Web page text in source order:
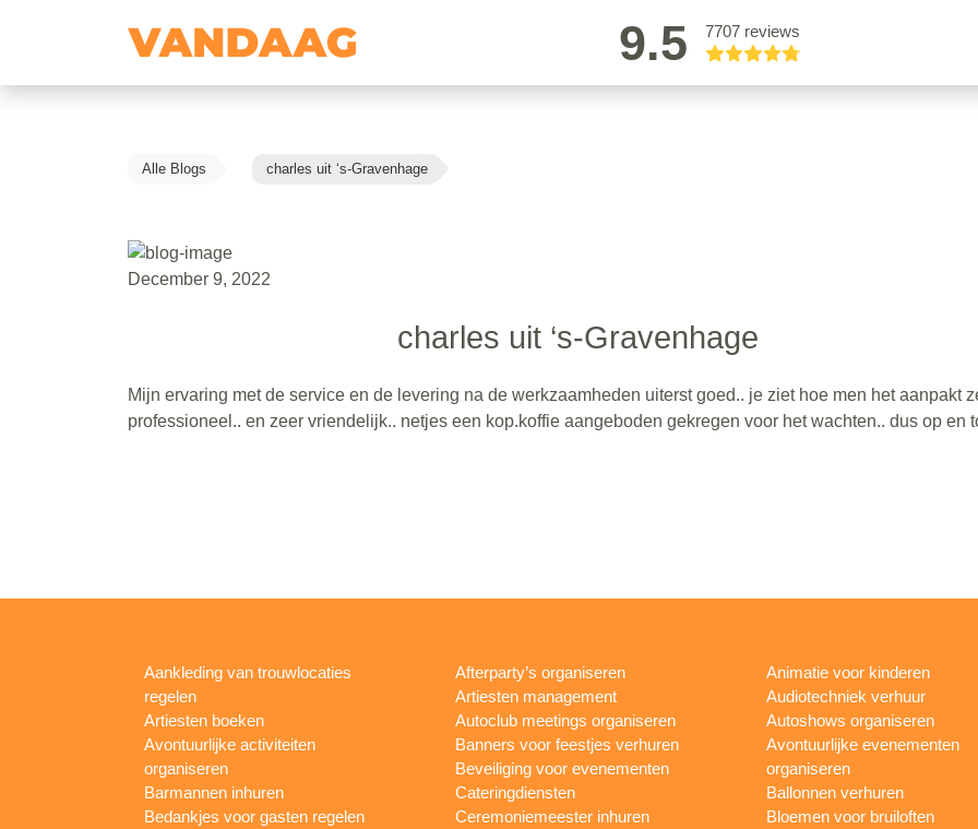
9.5 7707 reviews
Alle Blogs charles uit ‘s-Gravenhage
December 9, 2022
charles uit ‘s-Gravenhage
Mijn ervaring met de service en de levering na de werkzaamheden uiterst goed.. je ziet hoe men het aanpakt
professioneel.. en zeer vriendelijk.. netjes een kop.koffie aangeboden gekregen voor het wachten.. dus op en
Aankleding van trouwlocaties
regelen
Artiesten boeken
Avontuurlijke activiteiten
organiseren
Barmannen inhuren
Bedankjes voor gasten regelen
Afterparty’s organiseren
Artiesten management
Autoclub meetings organiseren
Banners voor feestjes verhuren
Beveiliging voor evenementen
Cateringdiensten
Ceremoniemeester inhuren
Animatie voor kinderen
Audiotechniek verhuur
Autoshows organiseren
Avontuurlijke evenementen
organiseren
Ballonnen verhuren
Bloemen voor bruiloften